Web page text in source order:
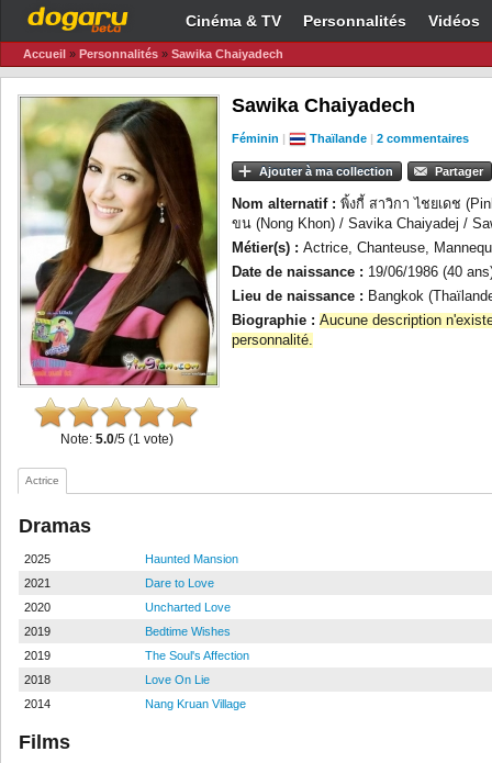
Cinéma & TV Personnalités Vidéos
Accueil » Personnalités » Sawika Chaiyadech
Note: 5.0/5 (1 vote)
Sawika Chaiyadech
Féminin | Thaïlande | 2 commentaires
Ajouter à ma collection Partager
Nom alternatif : พิ้งกี้ สาวิกา ไชยเดช
ขน (Nong Khon) / Savika Chaiyadej /
Métier(s) : Actrice, Chanteuse,
Date de naissance : 19/06/1986 (40
Lieu de naissance : Bangkok
Biographie : Aucune description
personnalité.
Actrice
Dramas
2025
Haunted Mansion
2021
Dare to Love
2020
Uncharted Love
2019
Bedtime Wishes
2019
The Soul's Affection
2018
Love On Lie
2014
Nang Kruan Village
Films